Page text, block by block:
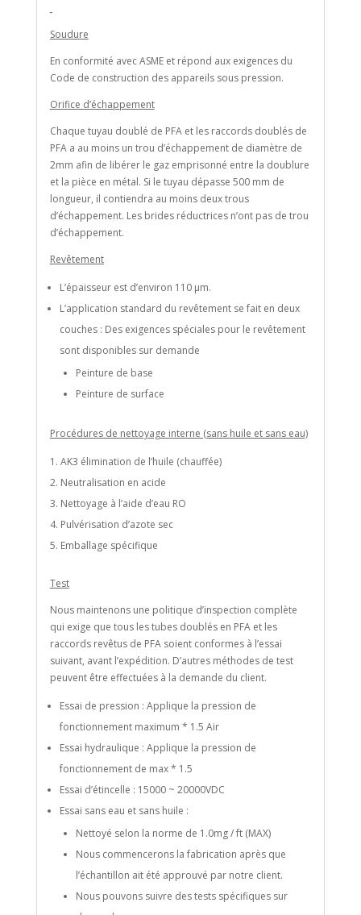
Soudure
En conformité avec ASME et répond aux exigences du
Code de construction des appareils sous pression.
Orifice d’échappement
Chaque tuyau doublé de PFA et les raccords doublés de
PFA a au moins un trou d’échappement de diamètre de
2mm afin de libérer le gaz emprisonné entre la doublure
et la pièce en métal. Si le tuyau dépasse 500 mm de
longueur, il contiendra au moins deux trous
d’échappement. Les brides réductrices n’ont pas de trou
d’échappement.
Revêtement
L’épaisseur est d’environ 110 μm.
L’application standard du revêtement se fait en deux
couches : Des exigences spéciales pour le revêtement
sont disponibles sur demande
Peinture de base
Peinture de surface
Procédures de nettoyage interne (sans huile et sans eau)
AK3 élimination de l’huile (chauffée)
Neutralisation en acide
Nettoyage à l’aide d’eau RO
Pulvérisation d’azote sec
Emballage spécifique
Test
Nous maintenons une politique d’inspection complète
qui exige que tous les tubes doublés en PFA et les
raccords revêtus de PFA soient conformes à l’essai
suivant, avant l’expédition. D’autres méthodes de test
peuvent être effectuées à la demande du client.
Essai de pression : Applique la pression de
fonctionnement maximum * 1.5 Air
Essai hydraulique : Applique la pression de
fonctionnement de max * 1.5
Essai d’étincelle : 15000 ~ 20000VDC
Essai sans eau et sans huile :
Nettoyé selon la norme de 1.0mg / ft (MAX)
Nous commencerons la fabrication après que
l’échantillon ait été approuvé par notre client.
Nous pouvons suivre des tests spécifiques sur